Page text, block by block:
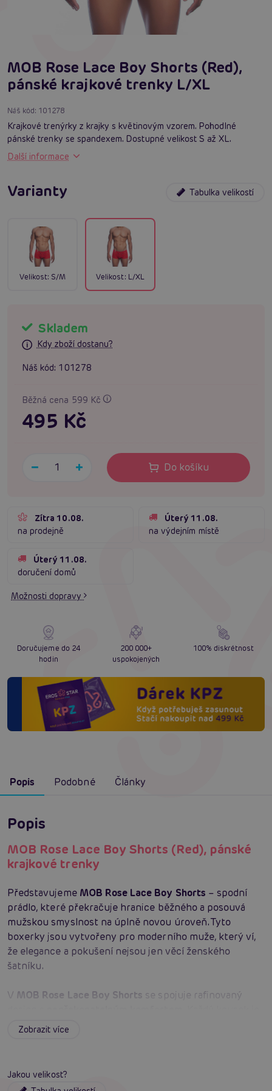
MOB Rose Lace Boy Shorts (Red),
pánské krajkové trenky L/XL
Náš kód: 101278
Krajkové trenýrky z krajky s květinovým vzorem. Pohodlné
pánské trenky se spandexem. Dostupné velikost S až XL.
Další informace
Varianty Tabulka velikostí
Velikost: S/M Velikost: L/XL
Skladem
Kdy zboží dostanu?
Náš kód: 101278
Běžná cena 599 Kč
495 Kč
Do košíku
Zítra 10.08.
na prodejně
Úterý 11.08.
na výdejním místě
Úterý 11.08.
doručení domů
Možnosti dopravy
Doručujeme do 24
hodin
200 000+
uspokojených
100% diskrétnost
Popis Podobné Články
Popis
MOB Rose Lace Boy Shorts (Red), pánské
krajkové trenky
Představujeme MOB Rose Lace Boy Shorts – spodní
prádlo, které překračuje hranice běžného a posouvá
mužskou smyslnost na úplně novou úroveň. Tyto
boxerky jsou vytvořeny pro moderního muže, který ví,
že elegance a pokušení nejsou jen věcí ženského
šatníku.
V MOB Rose Lace Boy Shorts se spojuje rafinovaný
pečlivě ušitý
příležitost. Ať už se chystáte na pracovní schůzku nebo
Zobrazit více
Jakou velikost?